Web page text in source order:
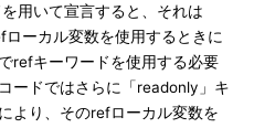
用いて宣言すると、それは
ローカル変数を使用するときに
refキーワードを使用する必要
ードではさらに「readonly」キ
より、そのrefローカル変数を